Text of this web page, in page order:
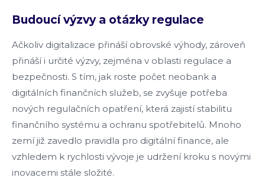
Budoucí výzvy a otázky regulace
Ačkoliv digitalizace přináší obrovské výhody, zároveň
přináší i určité výzvy, zejména v oblasti regulace a
bezpečnosti. S tím, jak roste počet neobank a
digitálních finančních služeb, se zvyšuje potřeba
nových regulačních opatření, která zajistí stabilitu
finančního systému a ochranu spotřebitelů. Mnoho
zemí již zavedlo pravidla pro digitální finance, ale
vzhledem k rychlosti vývoje je udržení kroku s novými
inovacemi stále složité.